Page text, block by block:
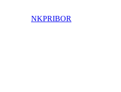
NKPRIBOR